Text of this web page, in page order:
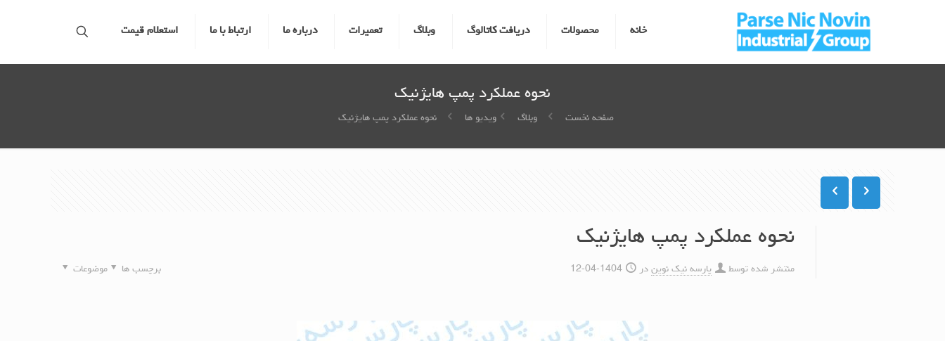
خانه محصولات دریافت کاتالوگ وبلاگ تعمیرات درباره ما ارتباط با ما استعلام قیمت
نحوه عملکرد پمپ هایژنیک
صفحه نخست وبلاگ ویدیو ها نحوه عملکرد پمپ هایژنیک
نحوه عملکرد پمپ هایژنیک
منتشر شده توسط پارسه نیک نوین در 1404-04-12 موضوعات برچسب ها